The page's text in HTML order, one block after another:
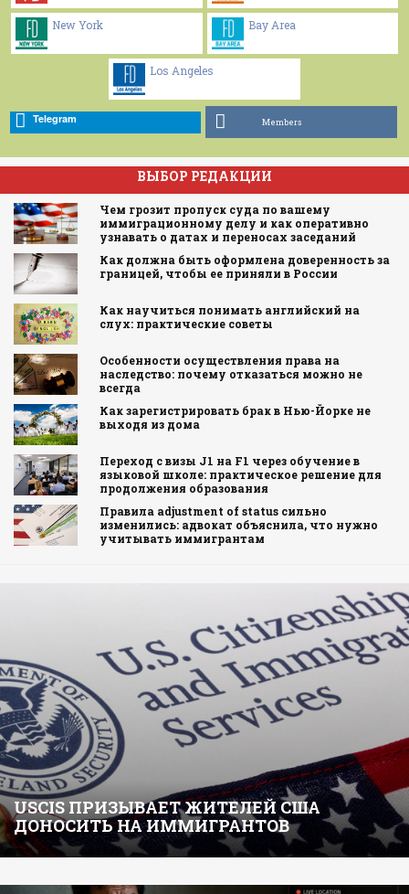
New York Bay Area
Los Angeles
Telegram Members
ВЫБОР РЕДАКЦИИ
Чем грозит пропуск суда по вашему
иммиграционному делу и как оперативно
узнавать о датах и переносах заседаний
Как должна быть оформлена доверенность за
границей, чтобы ее приняли в России
Как научиться понимать английский на
слух: практические советы
Особенности осуществления права на
наследство: почему отказаться можно не
всегда
Как зарегистрировать брак в Нью-Йорке не
выходя из дома
Переход с визы J1 на F1 через обучение в
языковой школе: практическое решение для
продолжения образования
Правила adjustment of status сильно
изменились: адвокат объяснила, что нужно
учитывать иммигрантам
USCIS ПРИЗЫВАЕТ ЖИТЕЛЕЙ США
ДОНОСИТЬ НА ИММИГРАНТОВ